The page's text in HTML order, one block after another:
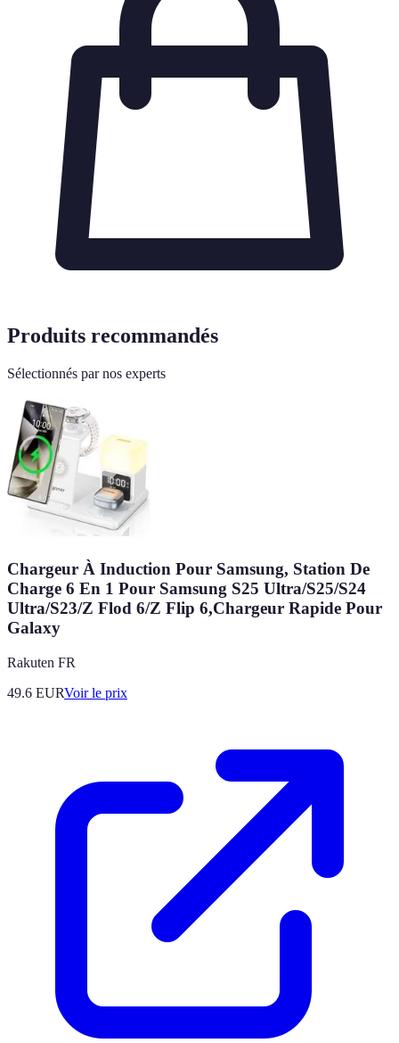
Produits recommandés
Sélectionnés par nos experts
Chargeur À Induction Pour Samsung, Station De
Charge 6 En 1 Pour Samsung S25 Ultra/S25/S24
Ultra/S23/Z Flod 6/Z Flip 6,Chargeur Rapide Pour
Galaxy
Rakuten FR
49.6 EURVoir le prix